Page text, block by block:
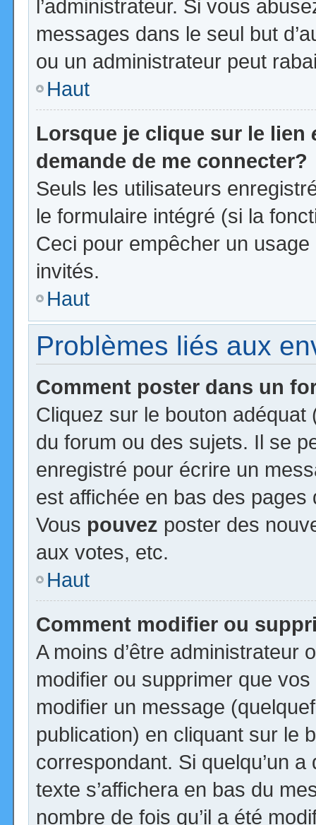
l’administrateur. Si vous
messages dans le seul but
ou un administrateur peut
Haut
Lorsque je clique sur le lien
demande de me connecter?
Seuls les utilisateurs
le formulaire intégré (si la
Ceci pour empêcher un
invités.
Haut
Problèmes liés aux
Comment poster dans un
Cliquez sur le bouton
du forum ou des sujets. Il se
enregistré pour écrire un
est affichée en bas des
Vous pouvez poster des
aux votes, etc.
Haut
Comment modifier ou
A moins d’être administrateur
modifier ou supprimer que
modifier un message
publication) en cliquant sur le
correspondant. Si quelqu’un
texte s’affichera en bas du
nombre de fois qu’il a été